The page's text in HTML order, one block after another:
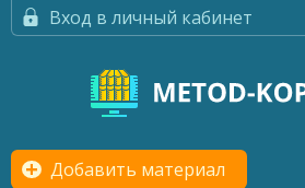
Вход в личный кабинет
Добавить материал